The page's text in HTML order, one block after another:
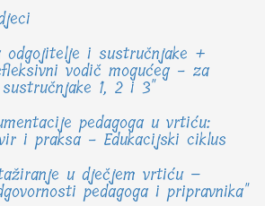
odgojitelje i sustručnjake +
vodič mogućeg - za
1, 2 i 3"
pedagoga u vrtiću:
i praksa - Edukacijski ciklus
u dječjem vrtiću –
pedagoga i pripravnika"